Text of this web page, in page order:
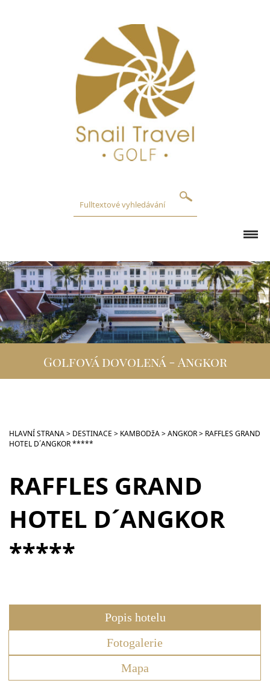
GOLFOVÁ HŘIŠTĚ
DESTINACE
GOLFOVÁ DOVOLENÁ
SKUPINOVÉ ZÁJEZDY
INFOGolfová dovolená - Angkor
HLAVNÍ STRANA> DESTINACE > KAMBODžA>ANGKOR> RAFFLES GRAND
HOTEL D´ANGKOR *****
RAFFLES GRAND
HOTEL D´ANGKOR
*****
Popis hotelu
Fotogalerie
Mapa